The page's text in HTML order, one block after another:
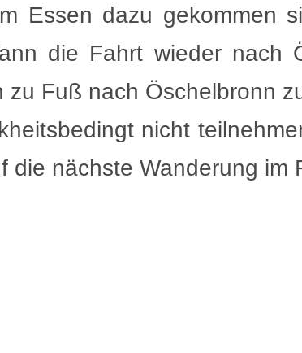
Essen dazu gekommen
die Fahrt wieder nach
Fuß nach Öschelbronn
nicht
nächste Wanderung im